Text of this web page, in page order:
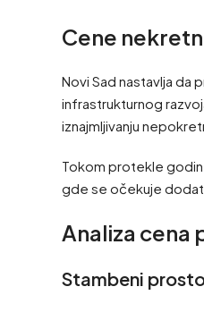
Cene
Novi Sad nastavlja da
infrastrukturnog
iznajmljivanju
Tokom protekle
gde se očekuje
Analiza cena
Stambeni